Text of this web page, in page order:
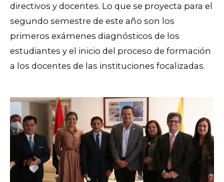
directivos y docentes. Lo que se proyecta para el
segundo semestre de este año son los
primeros exámenes diagnósticos de los
estudiantes y el inicio del proceso de formación
a los docentes de las instituciones focalizadas.